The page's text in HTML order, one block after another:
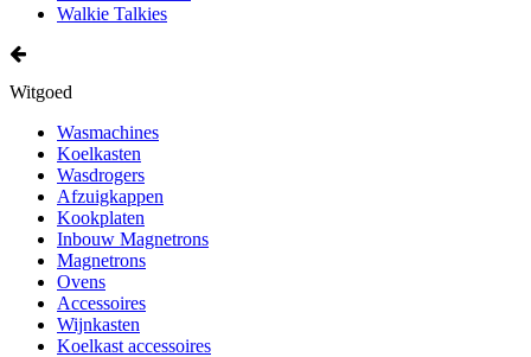
Walkie Talkies
Witgoed
Wasmachines
Koelkasten
Wasdrogers
Afzuigkappen
Kookplaten
Inbouw Magnetrons
Magnetrons
Ovens
Accessoires
Wijnkasten
Koelkast accessoires